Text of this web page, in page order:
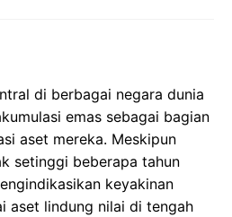
di berbagai negara dunia
emas sebagai bagian
aset mereka. Meskipun
setinggi beberapa tahun
keyakinan
aset lindung nilai di tengah